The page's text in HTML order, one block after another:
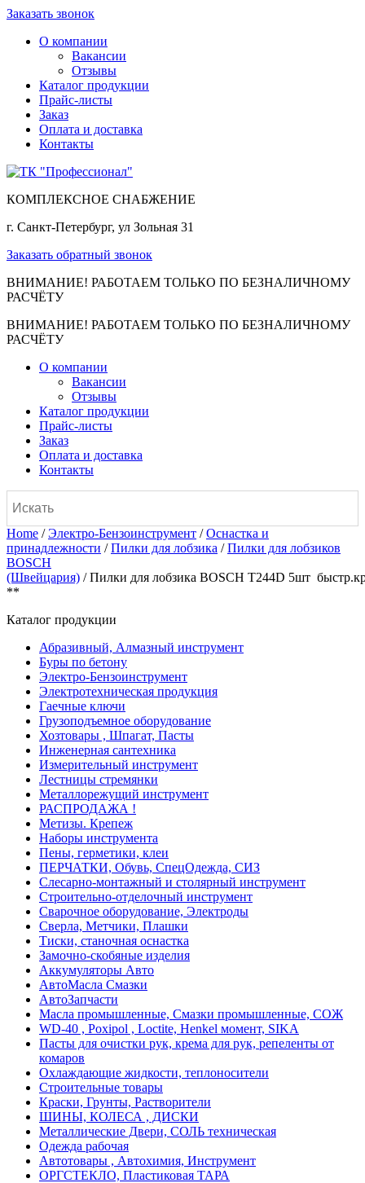
Заказать звонок
О компании
Вакансии
Отзывы
Каталог продукции
Прайс-листы
Заказ
Оплата и доставка
Контакты
КОМПЛЕКСНОЕ СНАБЖЕНИЕ
г. Санкт-Петербург, ул Зольная 31
Заказать обратный звонок
ВНИМАНИЕ! РАБОТАЕМ ТОЛЬКО ПО БЕЗНАЛИЧНОМУ
РАСЧЁТУ
ВНИМАНИЕ! РАБОТАЕМ ТОЛЬКО ПО БЕЗНАЛИЧНОМУ
РАСЧЁТУ
О компании
Вакансии
Отзывы
Каталог продукции
Прайс-листы
Заказ
Оплата и доставка
Контакты
Home /Электро-Бензоинструмент /Оснастка и
принадлежности /Пилки для лобзика /Пилки для лобзиков
BOSCH
(Швейцария) / Пилки для лобзика BOSCH T244D 5шт
**
Каталог продукции
Абразивный, Алмазный инструмент
Буры по бетону
Электро-Бензоинструмент
Электротехническая продукция
Гаечные ключи
Грузоподъемное оборудование
Хозтовары , Шпагат, Пасты
Инженерная сантехника
Измерительный инструмент
Лестницы стремянки
Металлорежущий инструмент
РАСПРОДАЖА !
Метизы. Крепеж
Наборы инструмента
Пены, герметики, клеи
ПЕРЧАТКИ, Обувь, СпецОдежда, СИЗ
Слесарно-монтажный и столярный инструмент
Строительно-отделочный инструмент
Сварочное оборудование, Электроды
Сверла, Метчики, Плашки
Тиски, станочная оснастка
Замочно-скобяные изделия
Аккумуляторы Авто
АвтоМасла Смазки
АвтоЗапчасти
Масла промышленные, Смазки промышленные, СОЖ
WD-40 , Poxipol , Loctite, Henkel момент, SIKA
Пасты для очистки рук, крема для рук, репеленты от
комаров
Охлаждающие жидкости, теплоносители
Строительные товары
Краски, Грунты, Растворители
ШИНЫ, КОЛЕСА , ДИСКИ
Металлические Двери, СОЛЬ техническая
Одежда рабочая
Автотовары , Автохимия, Инструмент
ОРГСТЕКЛО, Пластиковая ТАРА